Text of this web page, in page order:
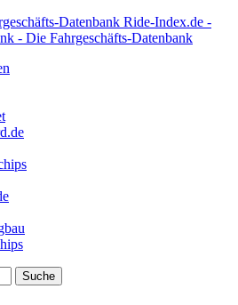
Ride-Index.de -
- Die Fahrgeschäfts-Datenbank